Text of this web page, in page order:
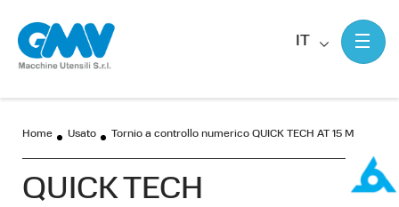
IT
Home Usato Tornio a controllo numerico QUICK TECH AT 15 M
QUICK TECH